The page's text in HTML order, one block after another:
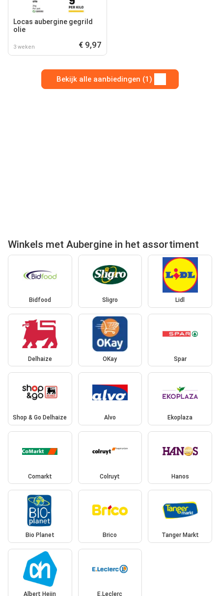
Locas aubergine gegrild
olie
3 weken € 9,97
Bekijk alle aanbiedingen (1)
Winkels met Aubergine in het assortiment
Bidfood Sligro Lidl
Delhaize OKay Spar
Shop & Go Delhaize Alvo Ekoplaza
Comarkt Colruyt Hanos
Bio Planet Brico Tanger Markt
Albert Heijn E.Leclerc